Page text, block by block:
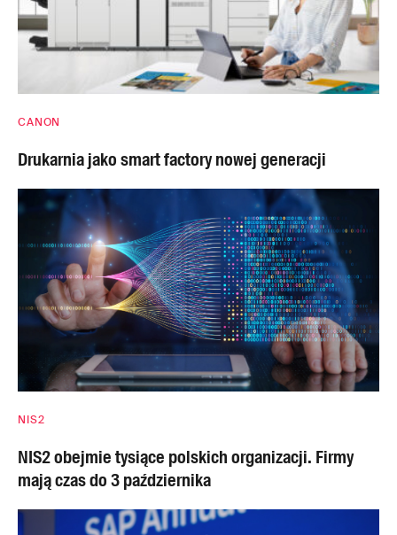
CANON
Drukarnia jako smart factory nowej generacji
NIS2
NIS2 obejmie tysiące polskich organizacji. Firmy
mają czas do 3 października